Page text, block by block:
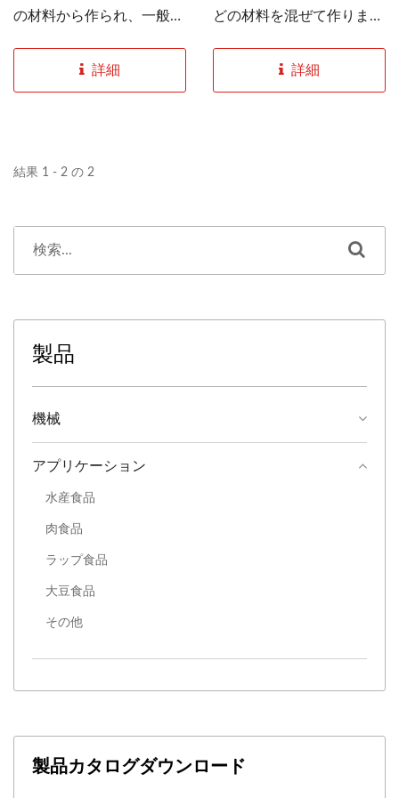
の材料から作られ、一般的
ます。CHUANG...
詳細
どの材料を混ぜて作りま
料理と一緒に食べられま
す。CHUANG...
詳細
結果 1 - 2 の 2
製品
機械
アプリケーション
水産食品
肉食品
ラップ食品
大豆食品
その他
製品カタログダウンロード